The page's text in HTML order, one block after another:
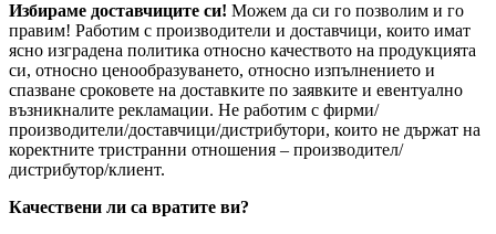
Избираме доставчиците си! Можем да си го позволим и го
правим! Работим с производители и доставчици, които имат
ясно изградена политика относно качеството на продукцията
си, относно ценообразуването, относно изпълнението и
спазване сроковете на доставките по заявките и евентуално
възникналите рекламации. Не работим с фирми/
производители/доставчици/дистрибутори, които не държат на
коректните тристранни отношения – производител/
дистрибутор/клиент.
Качествени ли са вратите ви?